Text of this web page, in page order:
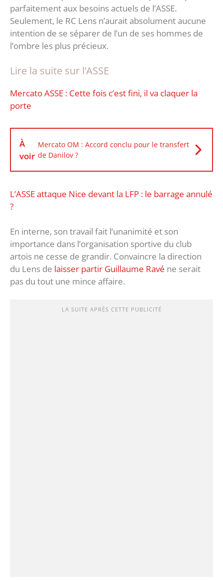
parfaitement aux besoins actuels de l’ASSE.
Seulement, le RC Lens n’aurait absolument aucune
intention de se séparer de l’un de ses hommes de
l’ombre les plus précieux.
Lire la suite sur l’ASSE
Mercato ASSE : Cette fois c’est fini, il va claquer la
porte
À
voir
Mercato OM : Accord conclu pour le transfert
de Danilov ?
L’ASSE attaque Nice devant la LFP : le barrage annulé
?
En interne, son travail fait l’unanimité et son
importance dans l’organisation sportive du club
artois ne cesse de grandir. Convaincre la direction
du Lens de laisser partir Guillaume Ravé ne serait
pas du tout une mince affaire.
LA SUITE APRÈS CETTE PUBLICITÉ